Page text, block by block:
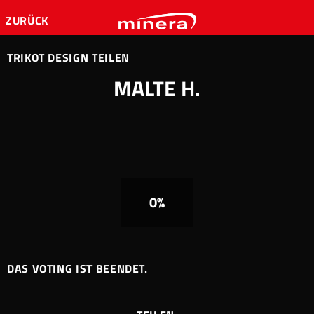
ZURÜCK
TRIKOT DESIGN TEILEN
MALTE H.
DAS VOTING IST BEENDET.
0%